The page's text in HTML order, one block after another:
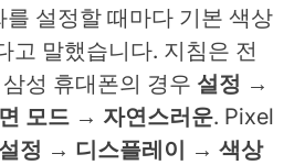
설정할 때마다 기본 색상
고 말했습니다. 지침은 전
성 휴대폰의 경우 설정 →
모드 → 자연스러운. Pixel
설정 → 디스플레이 → 색상